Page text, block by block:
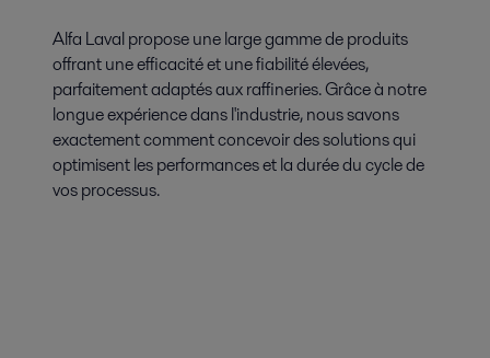
Alfa Laval propose une large gamme de produits
offrant une efficacité et une fiabilité élevées,
parfaitement adaptés aux raffineries. Grâce à notre
longue expérience dans l'industrie, nous savons
exactement comment concevoir des solutions qui
optimisent les performances et la durée du cycle de
vos processus.